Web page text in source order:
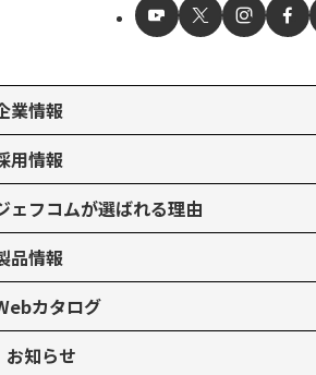
業情報
用情報
ェフコムが選ばれる理由
品情報
カタログ
お知らせ